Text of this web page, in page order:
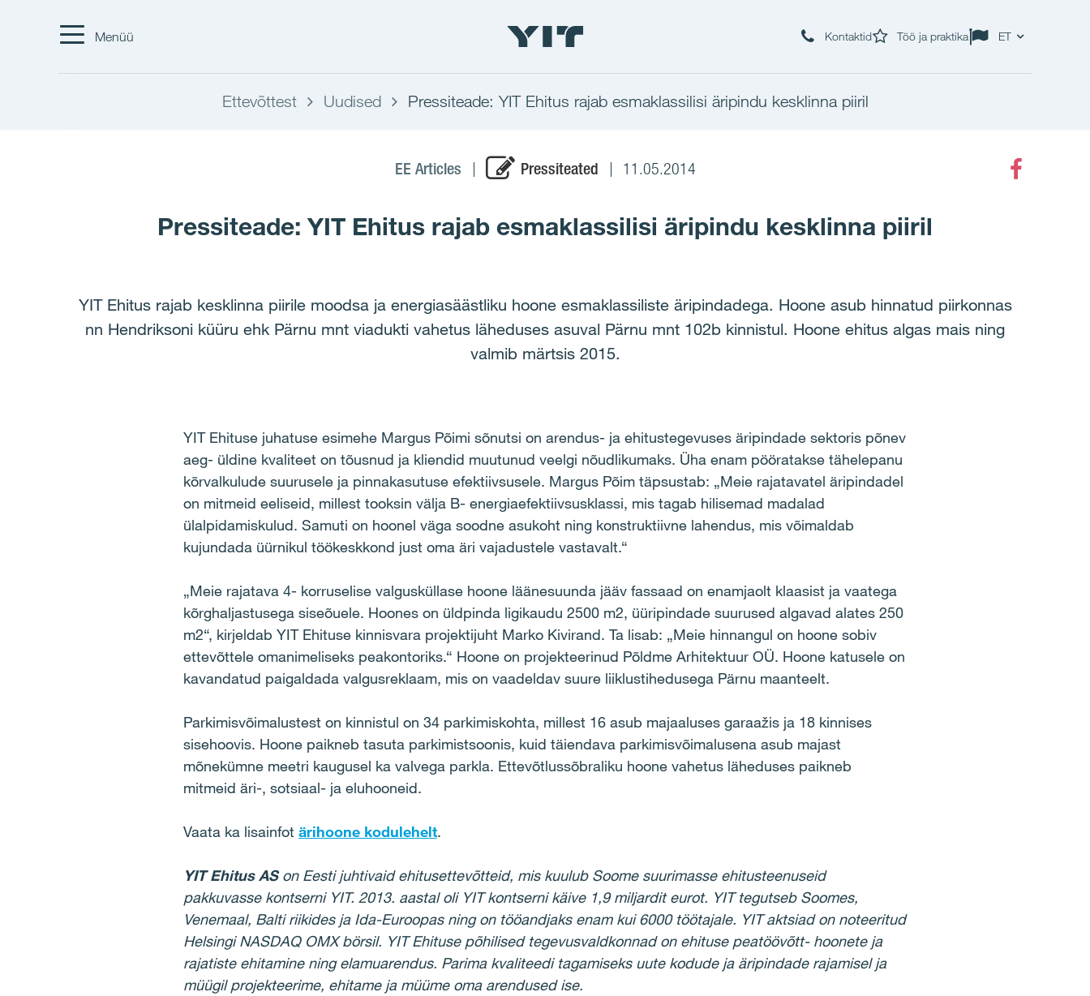
Menüü Kontaktid Töö ja praktika ET
Ettevõttest Uudised Pressiteade: YIT Ehitus rajab esmaklassilisi äripindu kesklinna piiril
EE Articles Pressiteated 11.05.2014
Pressiteade: YIT Ehitus rajab esmaklassilisi äripindu kesklinna piiril
YIT Ehitus rajab kesklinna piirile moodsa ja energiasäästliku hoone esmaklassiliste äripindadega. Hoone asub hinnatud piirkonnas
nn Hendriksoni küüru ehk Pärnu mnt viadukti vahetus läheduses asuval Pärnu mnt 102b kinnistul. Hoone ehitus algas mais ning
valmib märtsis 2015.
YIT Ehituse juhatuse esimehe Margus Põimi sõnutsi on arendus- ja ehitustegevuses äripindade sektoris põnev
aeg- üldine kvaliteet on tõusnud ja kliendid muutunud veelgi nõudlikumaks. Üha enam pööratakse tähelepanu
kõrvalkulude suurusele ja pinnakasutuse efektiivsusele. Margus Põim täpsustab: „Meie rajatavatel äripindadel
on mitmeid eeliseid, millest tooksin välja B- energiaefektiivsusklassi, mis tagab hilisemad madalad
ülalpidamiskulud. Samuti on hoonel väga soodne asukoht ning konstruktiivne lahendus, mis võimaldab
kujundada üürnikul töökeskkond just oma äri vajadustele vastavalt.“
„Meie rajatava 4- korruselise valgusküllase hoone läänesuunda jääv fassaad on enamjaolt klaasist ja vaatega
kõrghaljastusega siseõuele. Hoones on üldpinda ligikaudu 2500 m2, üüripindade suurused algavad alates 250
m2“, kirjeldab YIT Ehituse kinnisvara projektijuht Marko Kivirand. Ta lisab: „Meie hinnangul on hoone sobiv
ettevõttele omanimeliseks peakontoriks.“ Hoone on projekteerinud Põldme Arhitektuur OÜ. Hoone katusele on
kavandatud paigaldada valgusreklaam, mis on vaadeldav suure liiklustihedusega Pärnu maanteelt.
Parkimisvõimalustest on kinnistul on 34 parkimiskohta, millest 16 asub majaaluses garaažis ja 18 kinnises
sisehoovis. Hoone paikneb tasuta parkimistsoonis, kuid täiendava parkimis­võimalusena asub majast
mõnekümne meetri kaugusel ka valvega parkla. Ettevõtlussõbraliku hoone vahetus läheduses paikneb
mitmeid äri-, sotsiaal- ja eluhooneid.
Vaata ka lisainfot ärihoone kodulehelt.
YIT Ehitus ASon Eesti juhtivaid ehitusettevõtteid, mis kuulub Soome suurimasse ehitusteenuseid
pakkuvasse kontserni YIT.2013. aastal oli YIT kontserni käive 1,9 miljardit eurot. YIT tegutseb Soomes,
Venemaal, Balti riikides ja Ida-Euroopas ning on tööandjaks enam kui 6000 töötajale. YIT aktsiad on noteeritud
Helsingi NASDAQ OMX börsil. YIT Ehituse põhilised tegevusvaldkonnad on ehituse peatöövõtt- hoonete ja
rajatiste ehitamine ning elamuarendus. Parima kvaliteedi tagamiseks uute kodude ja äripindade rajamisel ja
müügil projekteerime, ehitame ja müüme oma arendused ise.